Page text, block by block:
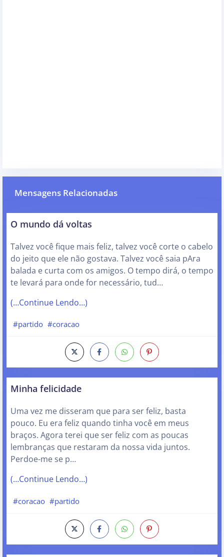
Mensagens Relacionadas
O mundo dá voltas
Talvez você fique mais feliz, talvez você corte o cabelo
do jeito que ele não gostava. Talvez você saia pAra
balada e curta com os amigos. O tempo dirá, o tempo
te levará para onde for necessário, tud…
(…Continue Lendo…)
#partido #coracao
Minha felicidade
Uma vez me disseram que para ser feliz, basta
pouco. Eu era feliz quando tinha você em meus
braços. Agora terei que ser feliz com as poucas
lembranças que restaram da nossa vida juntos.
Perdoe-me se p…
(…Continue Lendo…)
#coracao #partido